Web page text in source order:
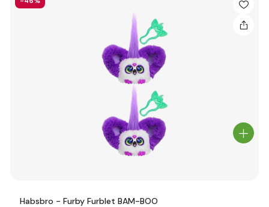
Habsbro - Furby Furblet BAM-BOO